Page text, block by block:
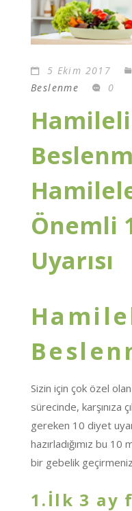
5 Ekim 2017
Beslenme
0
Önemli
Uyarısı
Sizin için çok özel
sürecinde, karşınıza
gereken 10 diyet
hazırladığımız bu 10
bir gebelik
1.İlk 3 ay